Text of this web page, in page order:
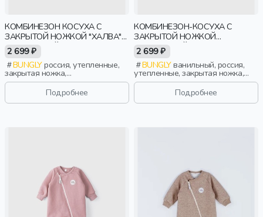
КОМБИНЕЗОН КОСУХА С
ЗАКРЫТОЙ НОЖКОЙ "ХАЛВА"
УТЕПЛЕННЫЙ 0+
2 699 ₽
BUNGLYроссия, утепленные,
закрытая ножка,
новорожденные, дети
Подробнее
КОМБИНЕЗОН-КОСУХА С
ЗАКРЫТОЙ НОЖКОЙ
"ВАНИЛЬНЫЙ ПУДИНГ"
УТЕПЛЕННЫЙ 0+
2 699 ₽
BUNGLYванильный, россия,
утепленные, закрытая ножка,
новорожденные, дети
Подробнее